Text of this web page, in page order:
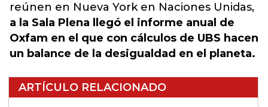
reúnen en Nueva York en Naciones Unidas,
a la Sala Plena llegó el informe anual de
Oxfam en el que con cálculos de UBS hacen
un balance de la desigualdad en el planeta.
ARTÍCULO RELACIONADO